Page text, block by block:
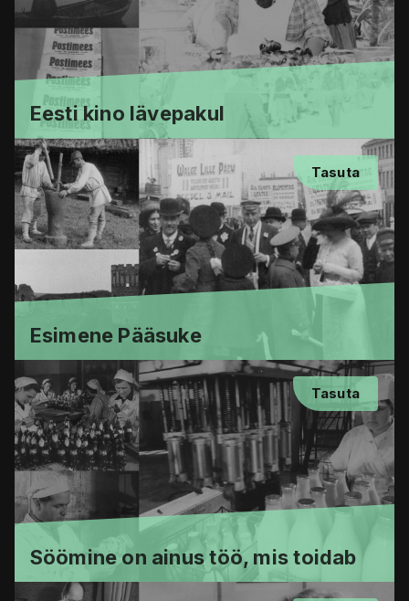
Eesti kino lävepakul
Tasuta
Esimene Pääsuke
Tasuta
Söömine on ainus töö, mis toidab